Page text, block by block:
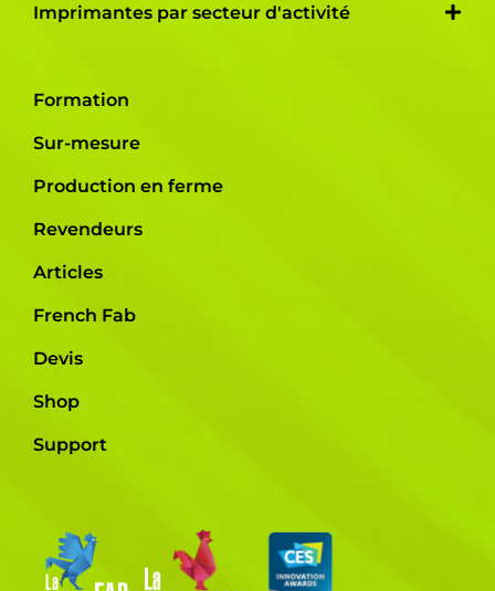
Imprimantes par secteur d'activité
Formation
Sur-mesure
Production en ferme
Revendeurs
Articles
French Fab
Devis
Shop
Support